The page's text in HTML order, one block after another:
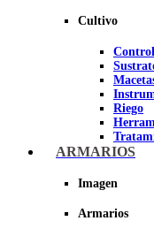
Cultivo
Riego
Papel
ARMARIOS
Imagen
Armarios